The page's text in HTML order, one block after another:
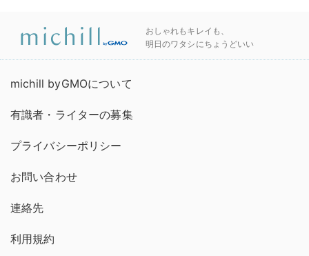
おしゃれもキレイも、
明日のワタシにちょうどいい
michill byGMOについて
有識者・ライターの募集
プライバシーポリシー
お問い合わせ
連絡先
利用規約